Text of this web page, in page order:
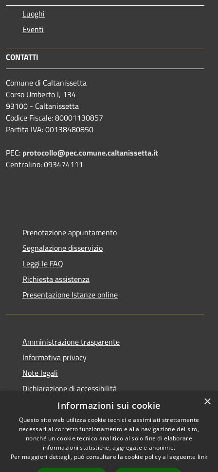
Luoghi
Eventi
CONTATTI
Comune di Caltanissetta
Corso Umberto I, 134
93100 - Caltanissetta
Codice Fiscale: 80001130857
Partita IVA: 00138480850
PEC: protocollo@pec.comune.caltanissetta.it
Centralino: 093474111
Prenotazione appuntamento
Segnalazione disservizio
Leggi le FAQ
Richiesta assistenza
Presentazione Istanze online
Amministrazione trasparente
Informativa privacy
Note legali
Dichiarazione di accessibilità
Accessibilità
Privacy
Copyright © 2026 • Comune di
Caltanissetta • Powered by
Municipium•Accesso
×
Informazioni sui cookie
Questo sito web utilizza cookie tecnici e assimilati strettamente
necessari al corretto funzionamento e alla navigazione del sito,
nonché un cookie tecnico analitico al solo fine di elaborare
informazioni statistiche, aggregate e anonime.
Per maggiori dettagli, può consultare la cookie policy al seguente link